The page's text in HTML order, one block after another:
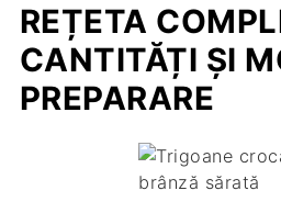
REȚETA
CANTITĂȚI ȘI
PREPARARE